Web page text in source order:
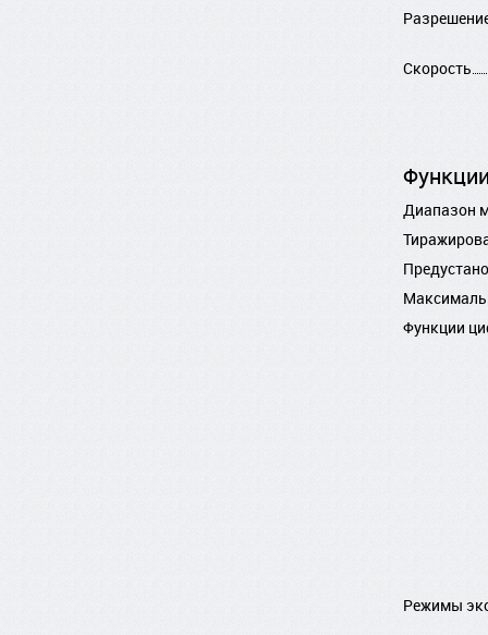
Скорость
Диапазон
Функции
Режимы